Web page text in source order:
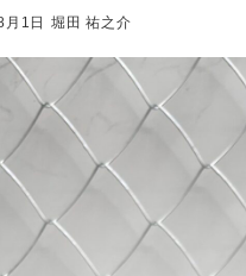
1日 堀田 祐之介